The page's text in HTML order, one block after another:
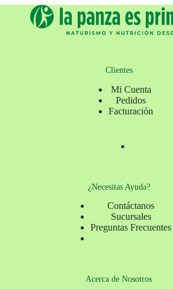
Clientes
Mi Cuenta
Pedidos
Facturación
¿Necesitas Ayuda?
Contáctanos
Sucursales
Preguntas Frecuentes
Acerca de Nosotros